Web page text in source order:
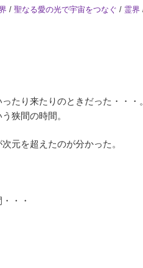
/ 聖なる愛の光で宇宙をつなぐ / 霊界
り来たりのときだった・・・。
狭間の時間。
元を超えたのが分かった。
・・